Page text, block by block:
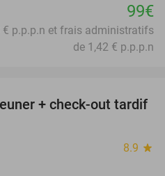
99€
€ p.p.p.n et frais administratifs
de 1,42 € p.p.p.n
50%
+ check-out tardif
8.9 star